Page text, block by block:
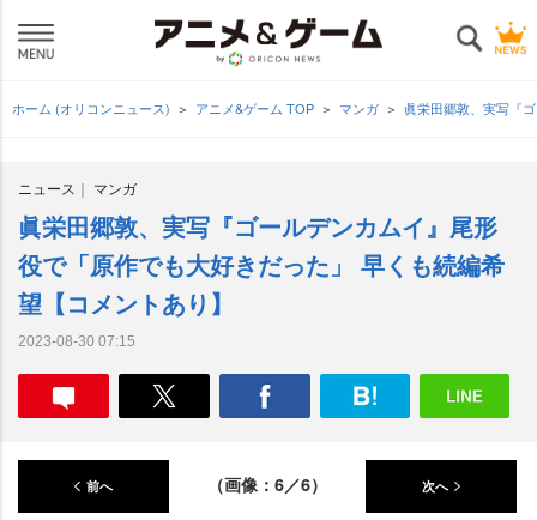
ホーム (オリコンニュース) アニメ&ゲーム TOP マンガ 眞栄田郷敦、実写『
ニュース マンガ
眞栄田郷敦、実写『ゴールデンカムイ』尾形
役で「原作でも大好きだった」 早くも続編希
望【コメントあり】
2023-08-30 07:15
前へ （画像：6／6） 次へ